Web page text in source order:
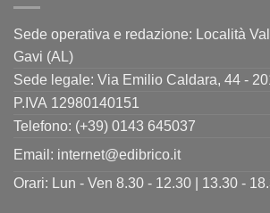
Sede operativa e redazione: Località
Gavi (AL)
Sede legale: Via Emilio Caldara, 44 -
P.IVA 12980140151
Telefono: (+39) 0143 645037
Email: internet@edibrico.it
Orari: Lun - Ven 8.30 - 12.30 | 13.30 -